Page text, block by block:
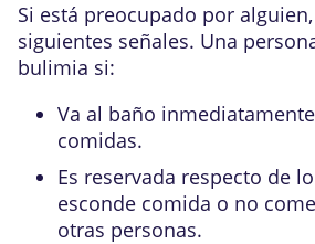
Si está preocupado por
siguientes señales. Una
bulimia si:
Va al baño
comidas.
Es reservada respecto de
esconde comida o no
otras personas.